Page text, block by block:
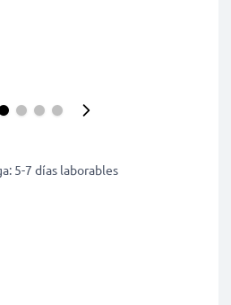
5-7 días laborables